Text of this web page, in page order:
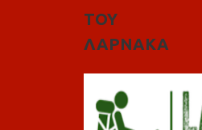
ΤΟΥ
ΛΑΡΝΑΚΑ